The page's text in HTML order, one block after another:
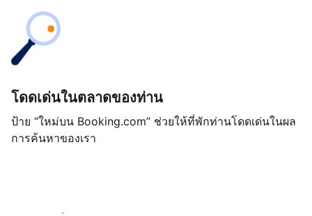
โดดเด่นในตลาดของท่าน
ป้าย “ใหม่บน Booking.com” ช่วยให้ที่พักท่านโดดเด่นในผล
การค้นหาของเรา